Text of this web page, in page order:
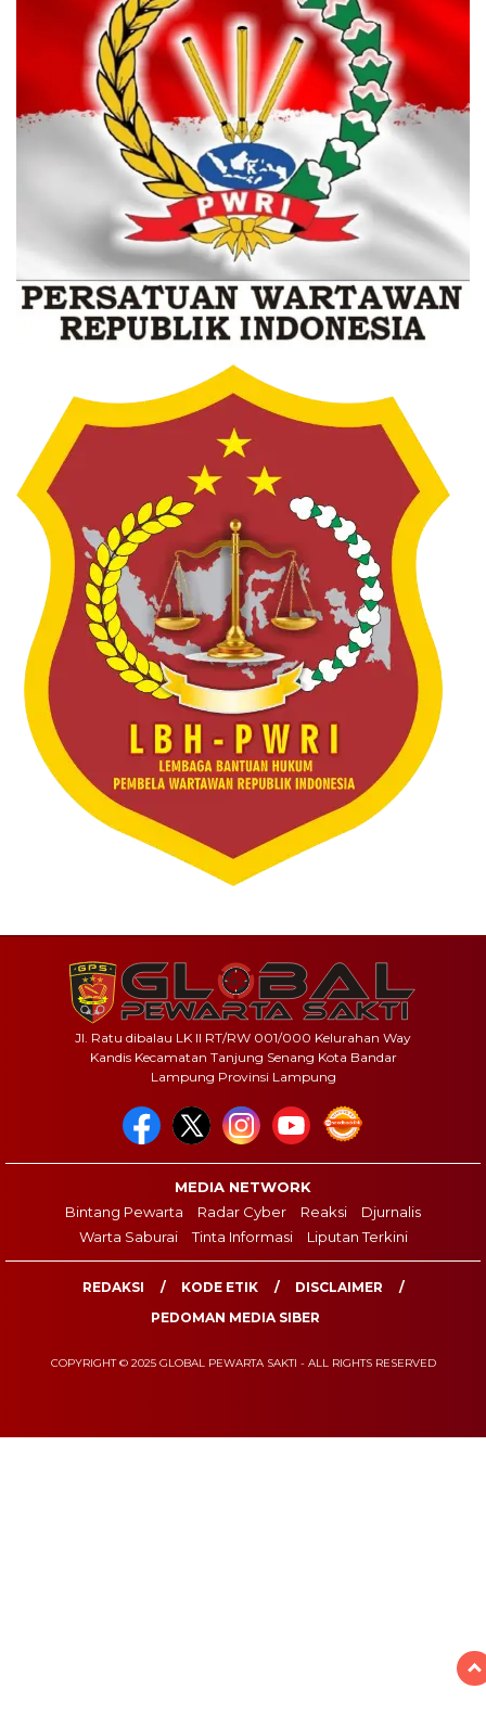
Jl. Ratu dibalau LK II RT/RW 001/000 Kelurahan Way
Kandis Kecamatan Tanjung Senang Kota Bandar
Lampung Provinsi Lampung
MEDIA NETWORK
Bintang Pewarta
Radar Cyber Reaksi
Djurnalis
Warta Saburai
Tinta Informasi Liputan Terkini
REDAKSI KODE ETIK
DISCLAIMER
PEDOMAN MEDIA SIBER
COPYRIGHT © 2025 GLOBAL PEWARTA SAKTI - ALL RIGHTS RESERVED